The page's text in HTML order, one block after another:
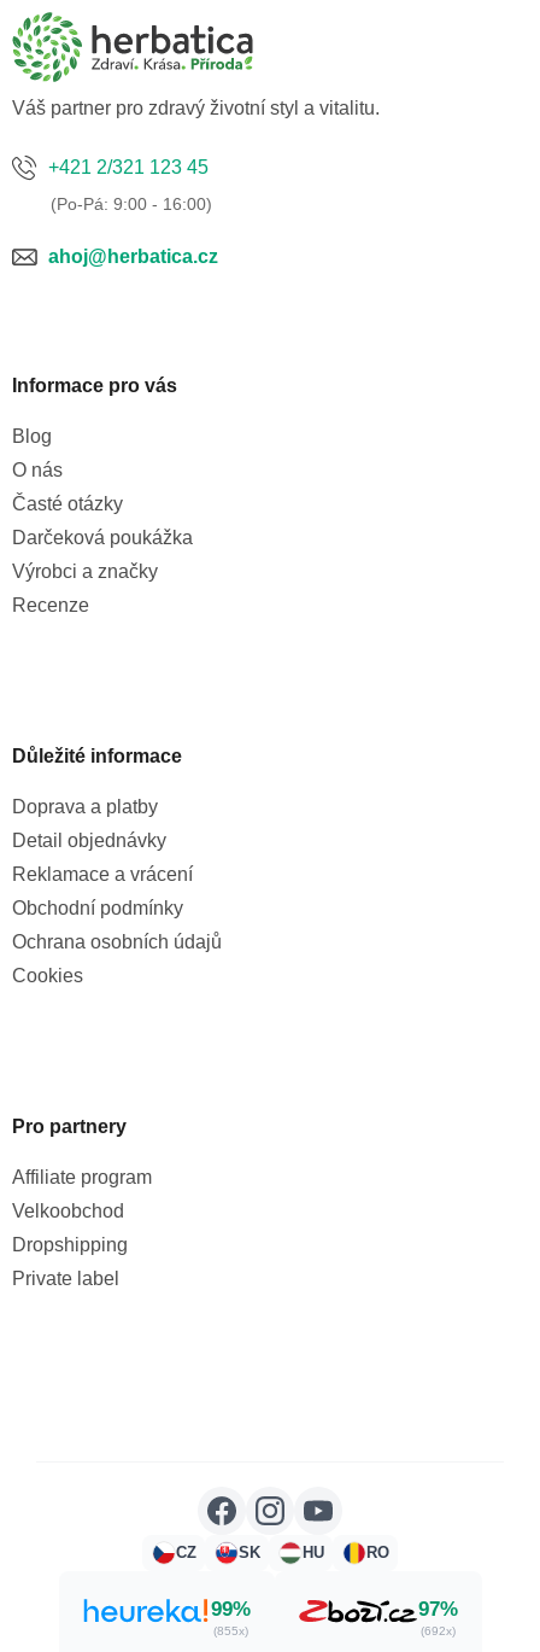
a
Váš partner pro zdravý životní styl a vitalitu.
+421 2/321 123 45
ahoj@herbatica.cz
Informace pro vás
Blog
O nás
Časté otázky
Darčeková poukážka
Výrobci a značky
Recenze
Důležité informace
Doprava a platby
Detail objednávky
Reklamace a vrácení
Obchodní podmínky
Ochrana osobních údajů
Cookies
Pro partnery
Affiliate program
Velkoobchod
Dropshipping
Private label
CZ SK HU RO
99%
(855x)
97%
(692x)